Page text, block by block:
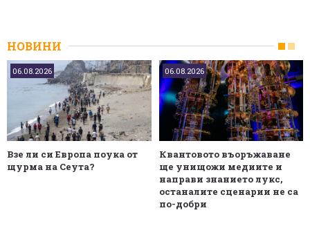
НОВИНИ
06.08.2026
Взе ли си Европа поука от
щурма на Сеута?
06.08.2026
Квантовото въоръжаване
ще унищожи медиите и
направи знанието лукс,
останалите сценарии не са
по-добри